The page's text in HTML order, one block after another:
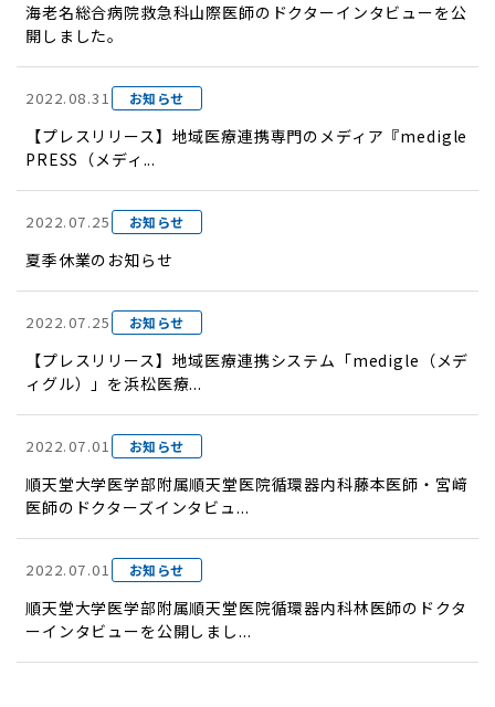
海老名総合病院救急科山際医師のドクターインタビューを公
開しました。
2022.08.31 お知らせ
【プレスリリース】地域医療連携専門のメディア『medigle
PRESS（メディ...
2022.07.25 お知らせ
夏季休業のお知らせ
2022.07.25 お知らせ
【プレスリリース】地域医療連携システム「medigle（メデ
ィグル）」を浜松医療...
2022.07.01 お知らせ
順天堂大学医学部附属順天堂医院循環器内科藤本医師・宮﨑
医師のドクターズインタビュ...
2022.07.01 お知らせ
順天堂大学医学部附属順天堂医院循環器内科林医師のドクタ
ーインタビューを公開しまし...